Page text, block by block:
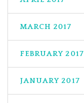
MARCH 2017
FEBRUARY 2017
JANUARY 2017